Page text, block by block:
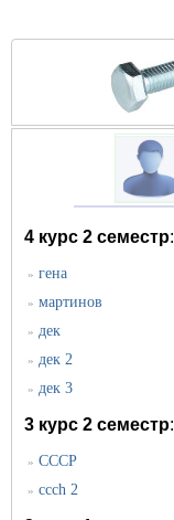
4 курс 2 семестр:
» гена
» мартинов
» дек
» дек 2
» дек 3
3 курс 2 семестр:
» СССР
» ccch 2